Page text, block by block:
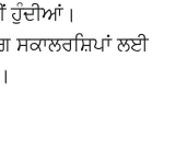
ਹੁੰਦੀਆਂ।
ਸਕਾਲਰਸ਼ਿਪਾਂ ਲਈ